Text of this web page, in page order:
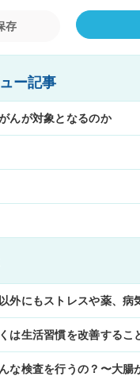
授、2021年東京大学大
器や処置具の開発から携わ
療が行える方法の研究を続
存
ー記事
んが対象となるのか
外にもストレスや薬、
は生活習慣を改善するこ
な検査を行うの？〜大腸